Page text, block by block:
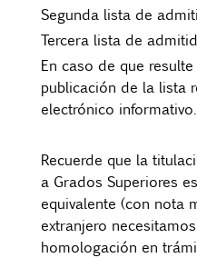
Segunda lista de
Tercera lista de
En caso de que
publicación de la lista
electrónico informativo.
Recuerde que la
a Grados Superiores
equivalente (con nota
extranjero
homologación en